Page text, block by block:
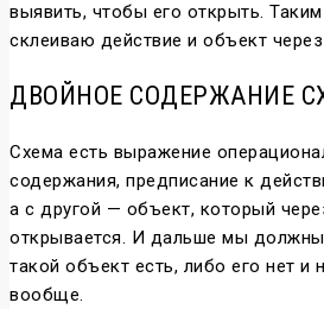
выявить, чтобы его открыть.
склеиваю действие и объект через
ДВОЙНОЕ СОДЕРЖАНИЕ
Схема есть выражение
содержания, предписание к
а с другой — объект, который
открывается. И дальше мы должны
такой объект есть, либо его нет и
вообще.